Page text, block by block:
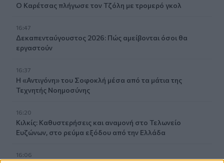
Ο Καρέτσας πλήγωσε τον Τζόλη με τρομερό γκολ
16:47
Δεκαπενταύγουστος 2026: Πώς αμείβονται όσοι θα
εργαστούν
16:37
Η «Αντιγόνη» του Σοφοκλή μέσα από τα μάτια της
Τεχνητής Νοημοσύνης
16:20
Κιλκίς: Καθυστερήσεις και αναμονή στο Τελωνείο
Ευζώνων, στο ρεύμα εξόδου από την Ελλάδα
16:06